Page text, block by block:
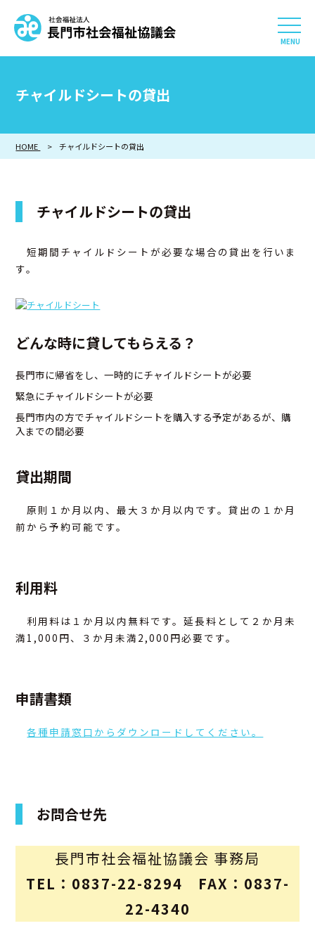
社会福祉法人 長門市社
相談したい
アクセス
お問合せ
チャイルドシートの貸出
HOME チャイルドシートの貸出
チャイルドシートの貸出
短期間チャイルドシートが必要な場合の貸出を行いま
す。
どんな時に貸してもらえる？
長門市に帰省をし、一時的にチャイルドシートが必要
緊急にチャイルドシートが必要
長門市内の方でチャイルドシートを購入する予定があるが、購
入までの間必要
貸出期間
原則１か月以内、最大３か月以内です。貸出の１か月
前から予約可能です。
利用料
利用料は１か月以内無料です。延長料として２か月未
満1,000円、３か月未満2,000円必要です。
申請書類
各種申請窓口からダウンロードしてください。
お問合せ先
長門市社会福祉協議会 事務局
TEL：0837-22-8294 FAX：0837-
22-4340